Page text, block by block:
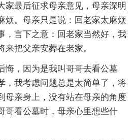
家最后征求母亲意见，母亲深明
烦。母亲只是说：回老家太麻烦
，言下之意：回老家当然好，我
把父亲安葬在老家。
悔，因为是我叫哥哥去看公墓
，我考虑问题总是太简单了，将
母亲身上，没有站在母亲的角度
哥看公墓时，母亲心里想些什